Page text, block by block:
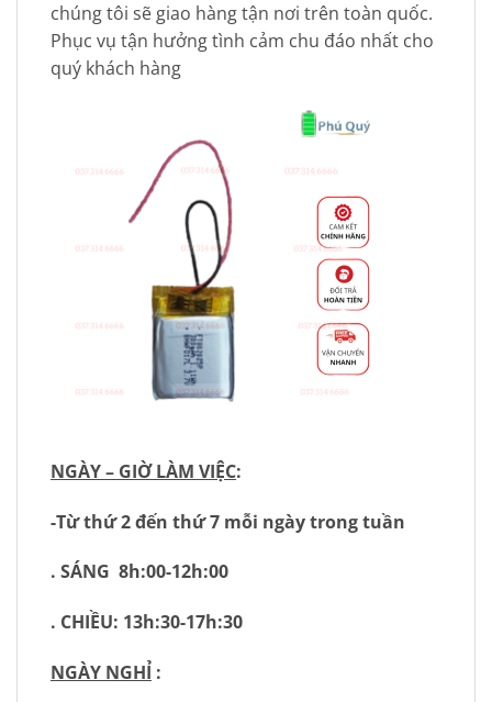
chúng tôi sẽ giao hàng tận nơi trên toàn quốc.
Phục vụ tận hưởng tình cảm chu đáo nhất cho
quý khách hàng
NGÀY – GIỜ LÀM VIỆC:
-Từ thứ 2 đến thứ 7 mỗi ngày trong tuần
. SÁNG 8h:00-12h:00
. CHIỀU: 13h:30-17h:30
NGÀY NGHỈ :